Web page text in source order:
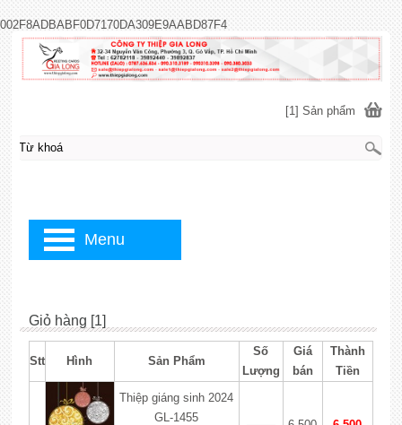
002F8ADBABF0D7170DA309E9AABD87F4
Giỏ hàng [1]
Stt Hình Sản Phẩm
Số
Lượng
Giá
bán
Thành
Tiền
Thiệp giáng sinh 2024
GL-1455
[1] Sản phẩm
Menu